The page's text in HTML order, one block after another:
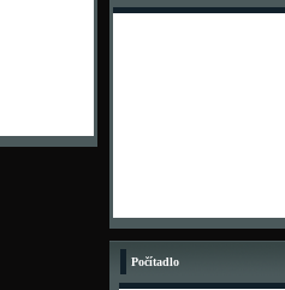
Počítadlo